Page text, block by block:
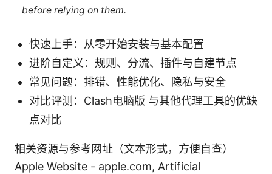
before relying on them.
快速上手：从零开始安装与基本配置
进阶自定义：规则、分流、插件与自建节点
常见问题：排错、性能优化、隐私与安全
对比评测：Clash电脑版 与其他代理工具的优缺
点对比
相关资源与参考网址（文本形式，方便自查）
Apple Website - apple.com, Artificial